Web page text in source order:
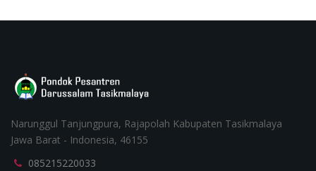
Narunggul Tanjungpura, Rajapolah Kabupaten Tasikmalaya
Jawa Barat - Indonesia, 46155
085215220033